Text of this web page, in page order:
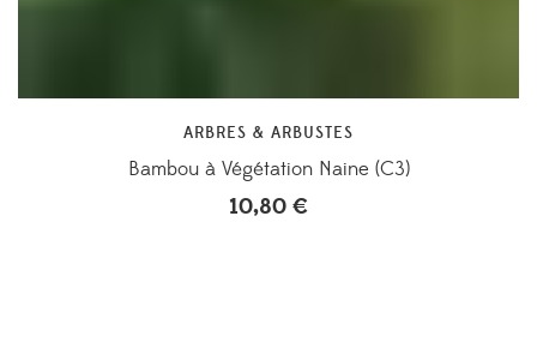
ARBRES & ARBUSTES
Bambou à Végétation Naine (C3)
10,80 €